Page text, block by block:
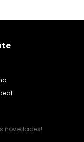
novedades!